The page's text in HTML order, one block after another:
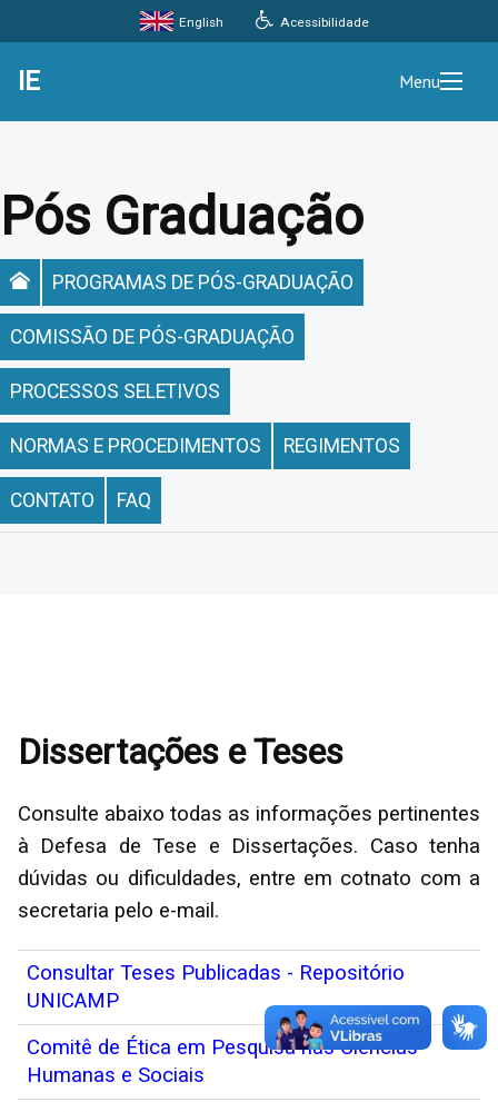
Acessibilidade
English
IE Menu
Pós Graduação
PROGRAMAS DE PÓS-GRADUAÇÃO
COMISSÃO DE PÓS-GRADUAÇÃO
PROCESSOS SELETIVOS
NORMAS E PROCEDIMENTOS REGIMENTOS
CONTATO FAQ
Dissertações e Teses
Consulte abaixo todas as informações pertinentes
à Defesa de Tese e Dissertações. Caso tenha
dúvidas ou dificuldades, entre em cotnato com a
secretaria pelo e-mail.
Consultar Teses Publicadas - Repositório
UNICAMP
Comitê de Ética em Pesquisa nas Ciências
Humanas e Sociais